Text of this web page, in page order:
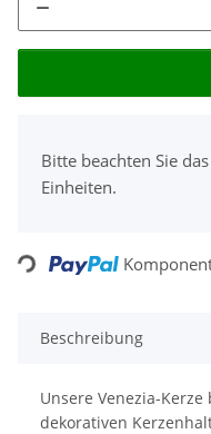
Bitte beachten Sie
Einheiten.
Loading...
Beschreibung
Unsere Venezia-
dekorativen